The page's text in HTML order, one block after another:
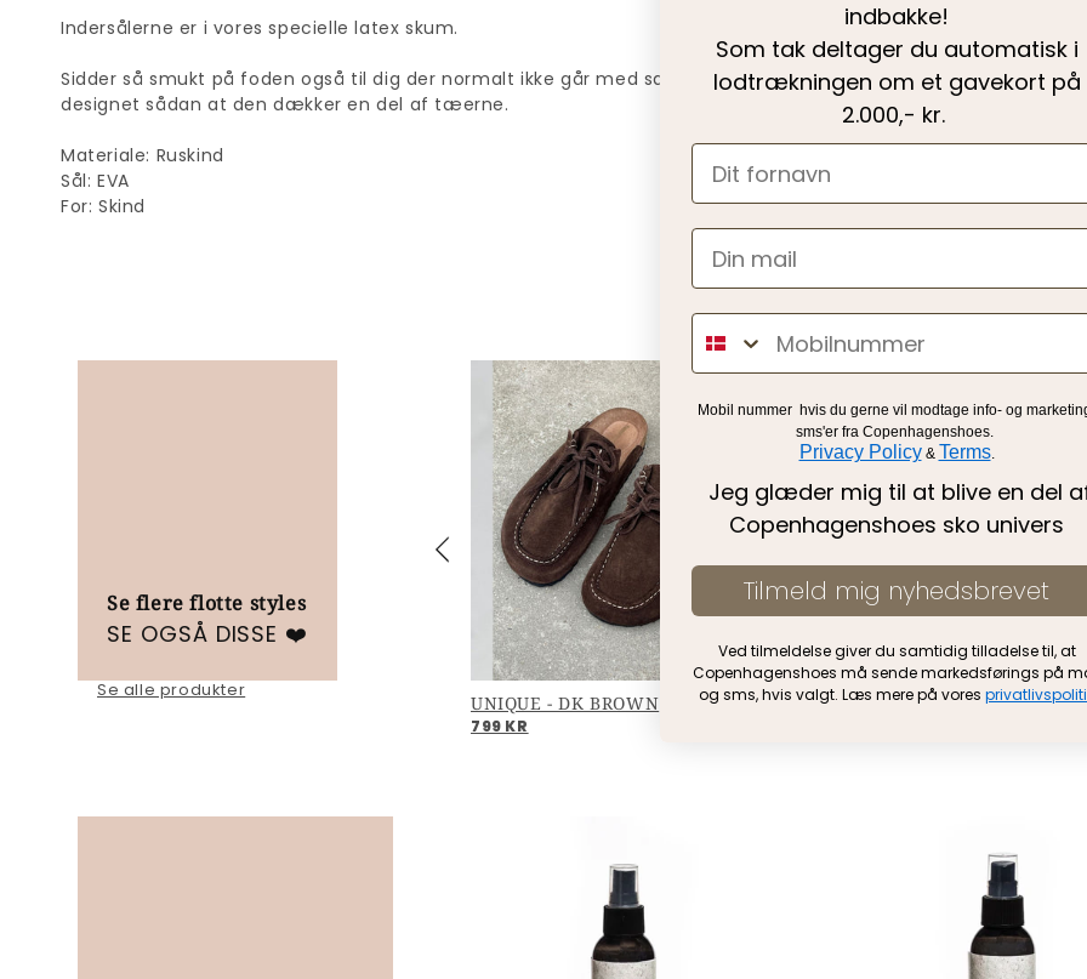
Indersålerne er i vores specielle latex skum.
Sidder så smukt på foden også til dig der normalt ikke går med sandaler idet sløjfen er
designet sådan at den dækker en del af tæerne.
Materiale: Ruskind
Sål: EVA
For: Skind
Se flere flotte styles
SE OGSÅ DISSE ❤️
Se alle produkter
UNIQUE - DK BROWN
799 KR
UNIQUE - CAMEL
FREAK OUT - Light rose
indbakke!
Som tak deltager du automatisk i
lodtrækningen om et gavekort på
2.000,- kr.
Sms
Mobil nummer hvis du gerne vil modtage info- og
sms'er fra Copenhagenshoes.
Privacy Policy& Terms.
Jeg glæder mig til at blive en del
Copenhagenshoes sko univers
Tilmeld mig nyhedsbrevet
Ved tilmeldelse giver du samtidig tilladelse til, at
Copenhagenshoes må sende markedsførings på
og sms, hvis valgt. Læs mere på vores